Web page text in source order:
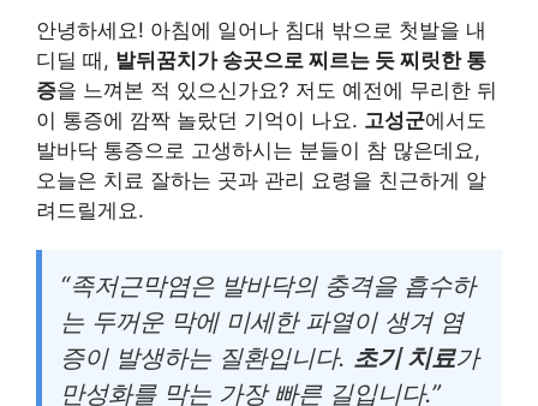
안녕하세요! 아침에 일어나 침대 밖으로 첫발을 내
디딜 때, 발뒤꿈치가 송곳으로 찌르는 듯 찌릿한 통
증을 느껴본 적 있으신가요? 저도 예전에 무리한 뒤
이 통증에 깜짝 놀랐던 기억이 나요. 고성군에서도
발바닥 통증으로 고생하시는 분들이 참 많은데요,
오늘은 치료 잘하는 곳과 관리 요령을 친근하게 알
려드릴게요.
“족저근막염은 발바닥의 충격을 흡수하
는 두꺼운 막에 미세한 파열이 생겨 염
증이 발생하는 질환입니다. 초기 치료가
만성화를 막는 가장 빠른 길입니다.”